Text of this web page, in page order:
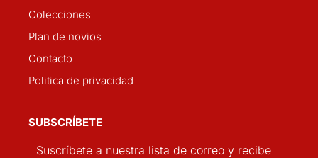
Colecciones
Plan de novios
Contacto
Politica de privacidad
SUBSCRÍBETE
Suscríbete a nuestra lista de correo y recibe